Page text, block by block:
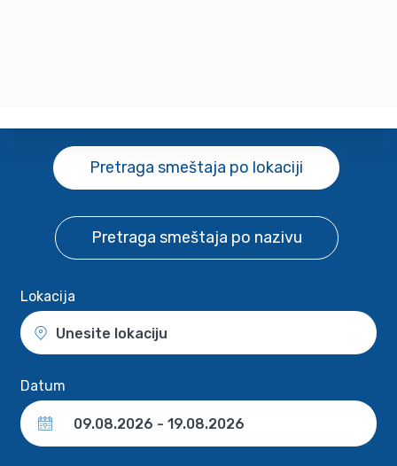
Pretraga smeštaja po lokaciji
Pretraga smeštaja po nazivu
Lokacija
Unesite lokaciju
Datum